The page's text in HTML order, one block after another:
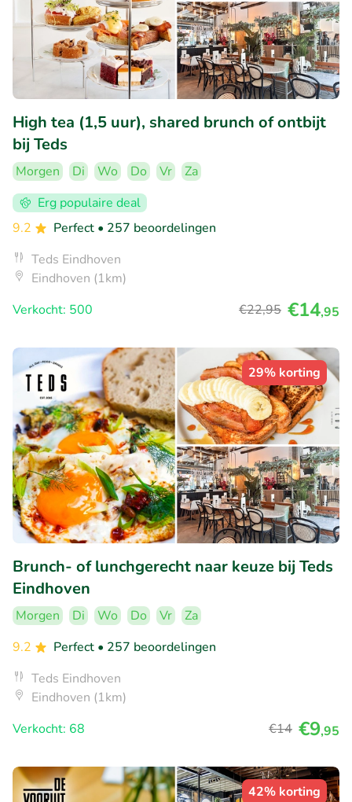
High tea (1,5 uur), shared brunch of ontbijt
bij Teds
Morgen Di Wo Do Vr
Za
Erg populaire deal
9.2
Perfect • 257 beoordelingen
Teds Eindhoven
Eindhoven (1km)
Verkocht: 500
€22,95 €14,95
29% korting
Brunch- of lunchgerecht naar keuze bij Teds
Eindhoven
Morgen Di Wo Do Vr
Za
9.2
Perfect • 257 beoordelingen
Teds Eindhoven
Eindhoven (1km)
Verkocht: 68
€14 €9,95
42% korting